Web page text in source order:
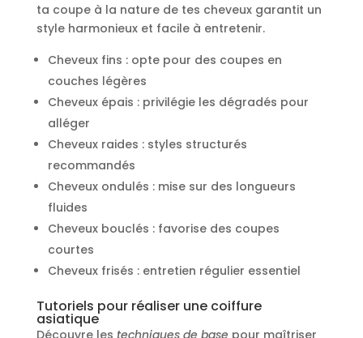
ta coupe à la nature de tes cheveux garantit un
style harmonieux et facile à entretenir.
Cheveux fins : opte pour des coupes en
couches légères
Cheveux épais : privilégie les dégradés pour
alléger
Cheveux raides : styles structurés
recommandés
Cheveux ondulés : mise sur des longueurs
fluides
Cheveux bouclés : favorise des coupes
courtes
Cheveux frisés : entretien régulier essentiel
Tutoriels pour réaliser une coiffure
asiatique
Découvre les techniques de base pour maîtriser